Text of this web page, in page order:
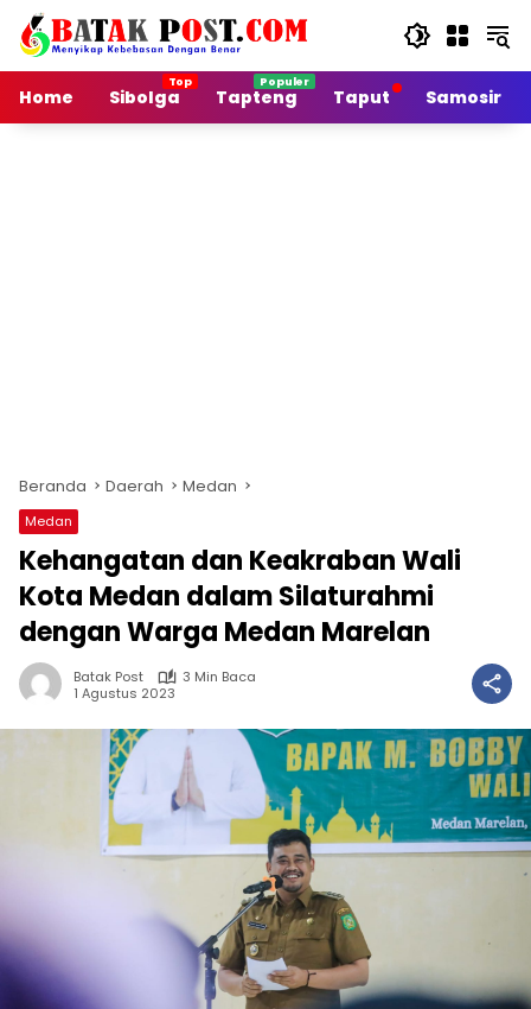
Langsung
konten
Home
Sibolga Tapteng Taput Samosir
Beranda Daerah Medan
Medan
Kehangatan dan Keakraban Wali
Kota Medan dalam Silaturahmi
dengan Warga Medan Marelan
Batak Post
3 Min Baca
1 Agustus 2023